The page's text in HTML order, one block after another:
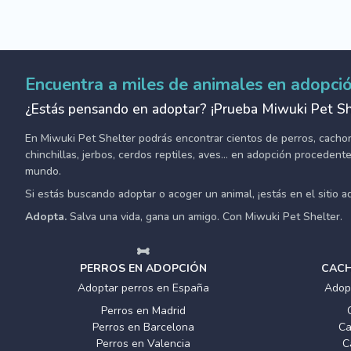
Encuentra a miles de animales en
¿Estás pensando en adoptar? ¡Prueba Miwuki Pet
En Miwuki Pet Shelter podrás encontrar cientos de perros,
chinchillas, jerbos, cerdos reptiles, aves... en adopción
mundo.
Si estás buscando adoptar o acoger un animal, ¡estás en el sitio
Adopta. Salva una vida, gana un amigo. Con Miwuki Pet Shelter.
PERROS EN ADOPCIÓN
Adoptar perros en España
Perros en Madrid
Perros en Barcelona
Perros en Valencia